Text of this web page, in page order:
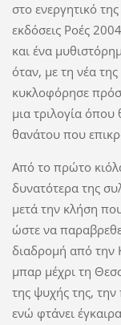
στο ενεργητικό
εκδόσεις Ροές
και ένα
όταν, με τη νέα
κυκλοφόρησε
μια τριλογία όπου
θανάτου που
Από το πρώτο
δυνατότερα της
μετά την κλήση
ώστε να
διαδρομή από την
μπαρ μέχρι τη
της ψυχής της,
ενώ φτάνει έγκαιρα